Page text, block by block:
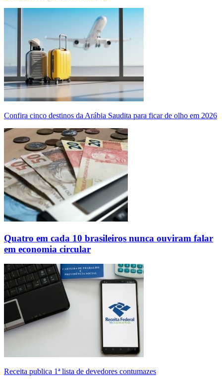
Confira cinco destinos da Arábia Saudita para ficar de olho em 2026
Quatro em cada 10 brasileiros nunca ouviram falar
em economia circular
Receita publica 1ª lista de devedores contumazes